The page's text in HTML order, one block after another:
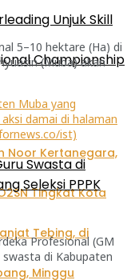
Unjuk Skill
Championship
5–10 hektare (Ha) di
(Muba) akan
Swasta di
Seleksi PPPK
Profesional (GM
di Kabupaten